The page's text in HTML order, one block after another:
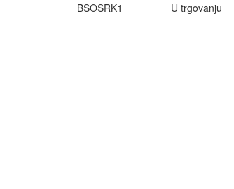
BSOSRK1 U trgovanju